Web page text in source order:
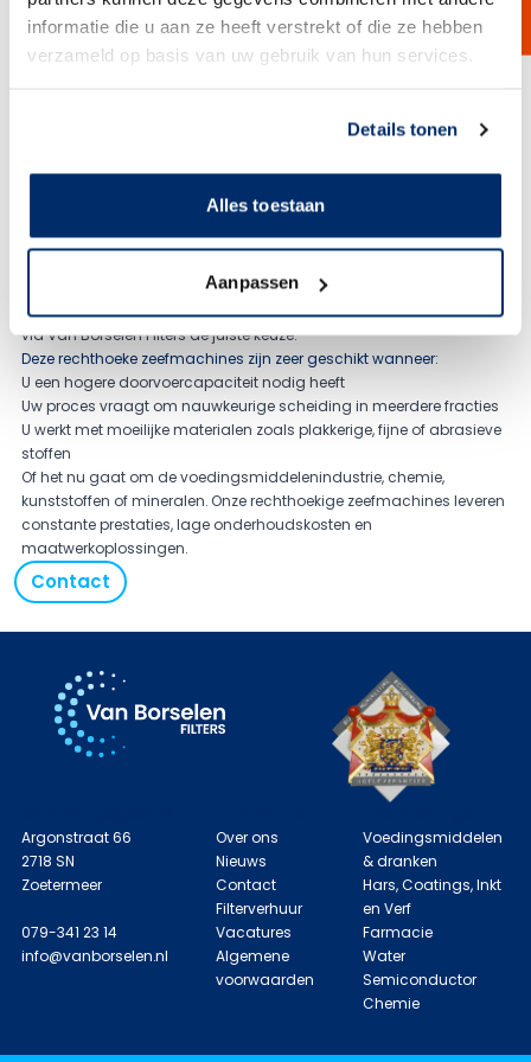
informatie die u aan ze heeft verstrekt of die ze hebben
verzameld op basis van uw gebruik van hun services.
Details tonen
Alles toestaan
Aanpassen
Een multi motion zeefmachine is een hoogwaardige industriële
zeefoplossing die meerdere bewegingen combineert om producten
efficiënt te scheiden op basis van deeltjesgrootte. Dankzij de unieke
combinatie van roterende en vibrerende bewegingen wordt een zeer
Zoekt u meer capaciteit, scherpere scheiding of betere controle in
uw zeefproces? Dan is een rechthoekige zeefmachine van SWECO
via Van Borselen Filters de juiste keuze.
Deze rechthoeke zeefmachines zijn zeer geschikt wanneer:
U een hogere doorvoercapaciteit nodig heeft
Uw proces vraagt om nauwkeurige scheiding in meerdere fracties
U werkt met moeilijke materialen zoals plakkerige, fijne of abrasieve
stoffen
Of het nu gaat om de voedingsmiddelenindustrie, chemie,
kunststoffen of mineralen. Onze rechthoekige zeefmachines leveren
constante prestaties, lage onderhoudskosten en
maatwerkoplossingen.
Contact
Argonstraat 66
2718 SN
Zoetermeer
079-341 23 14
info@vanborselen.nl
Over ons
Nieuws
Contact
Filterverhuur
Vacatures
Algemene
voorwaarden
Voedingsmiddelen
& dranken
Hars, Coatings, Inkt
en Verf
Farmacie
Water
Semiconductor
Chemie